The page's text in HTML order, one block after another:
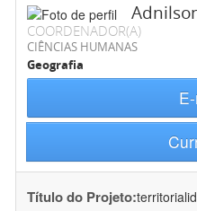
COORDENADOR(A)
CIÊNCIAS HUMANAS
Geografia
Título do Projeto: